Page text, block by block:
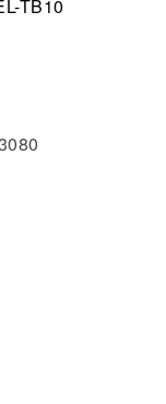
TB10